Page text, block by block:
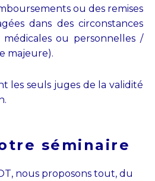
ou des remises
dans des circonstances
médicales ou personnelles /
majeure).
les seuls juges de la validité
séminaire
nous proposons tout, du